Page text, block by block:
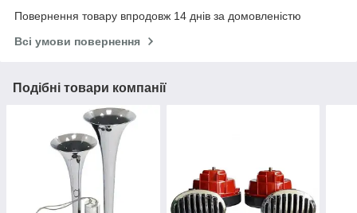
Повернення товару впродовж 14 днів за домовленістю
Всі умови повернення
Подібні товари компанії